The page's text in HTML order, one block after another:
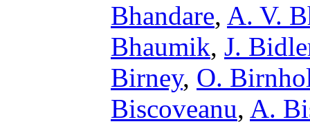
Bhandare, A. V.
Bhaumik, J.
Birney, O.
Biscoveanu, A.